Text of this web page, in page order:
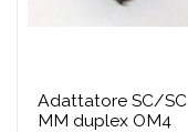
Adattatore SC/SC
MM duplex OM4